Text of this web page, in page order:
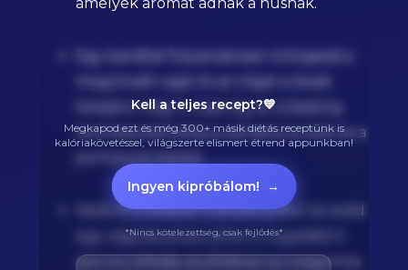
Egy kanállal folyamatosan öntögesd a
megolvadt vajat és az olajat a steak
tetejére még 3-4 percig, ez a basting
technika biztosítja a zamatos külsőt és a
porhanyós belsőt.
Vedd ki a steaket a serpenyőből és tedd
egy vágódeszkára pihenni legalább 5
percre, lefedje alufóliával, ez megtartja
Kell a teljes recept?💙
Megkapod ezt és még 300+ másik diétás receptünk is
kalóriakövetéssel, világszerte elismert étrend appunkban!
Ingyen kipróbálom! →
*Nincs kötelezettség, csak fejlődés*